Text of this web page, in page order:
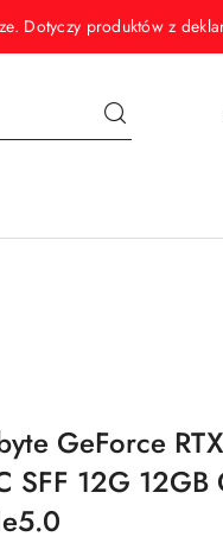
Dotyczy produktów z
GeForce
SFF 12G